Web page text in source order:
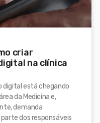
criar
na clínica
está chegando
da Medicina e,
demanda
dos responsáveis